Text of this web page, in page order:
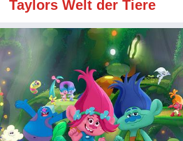
Taylors Welt der Tiere